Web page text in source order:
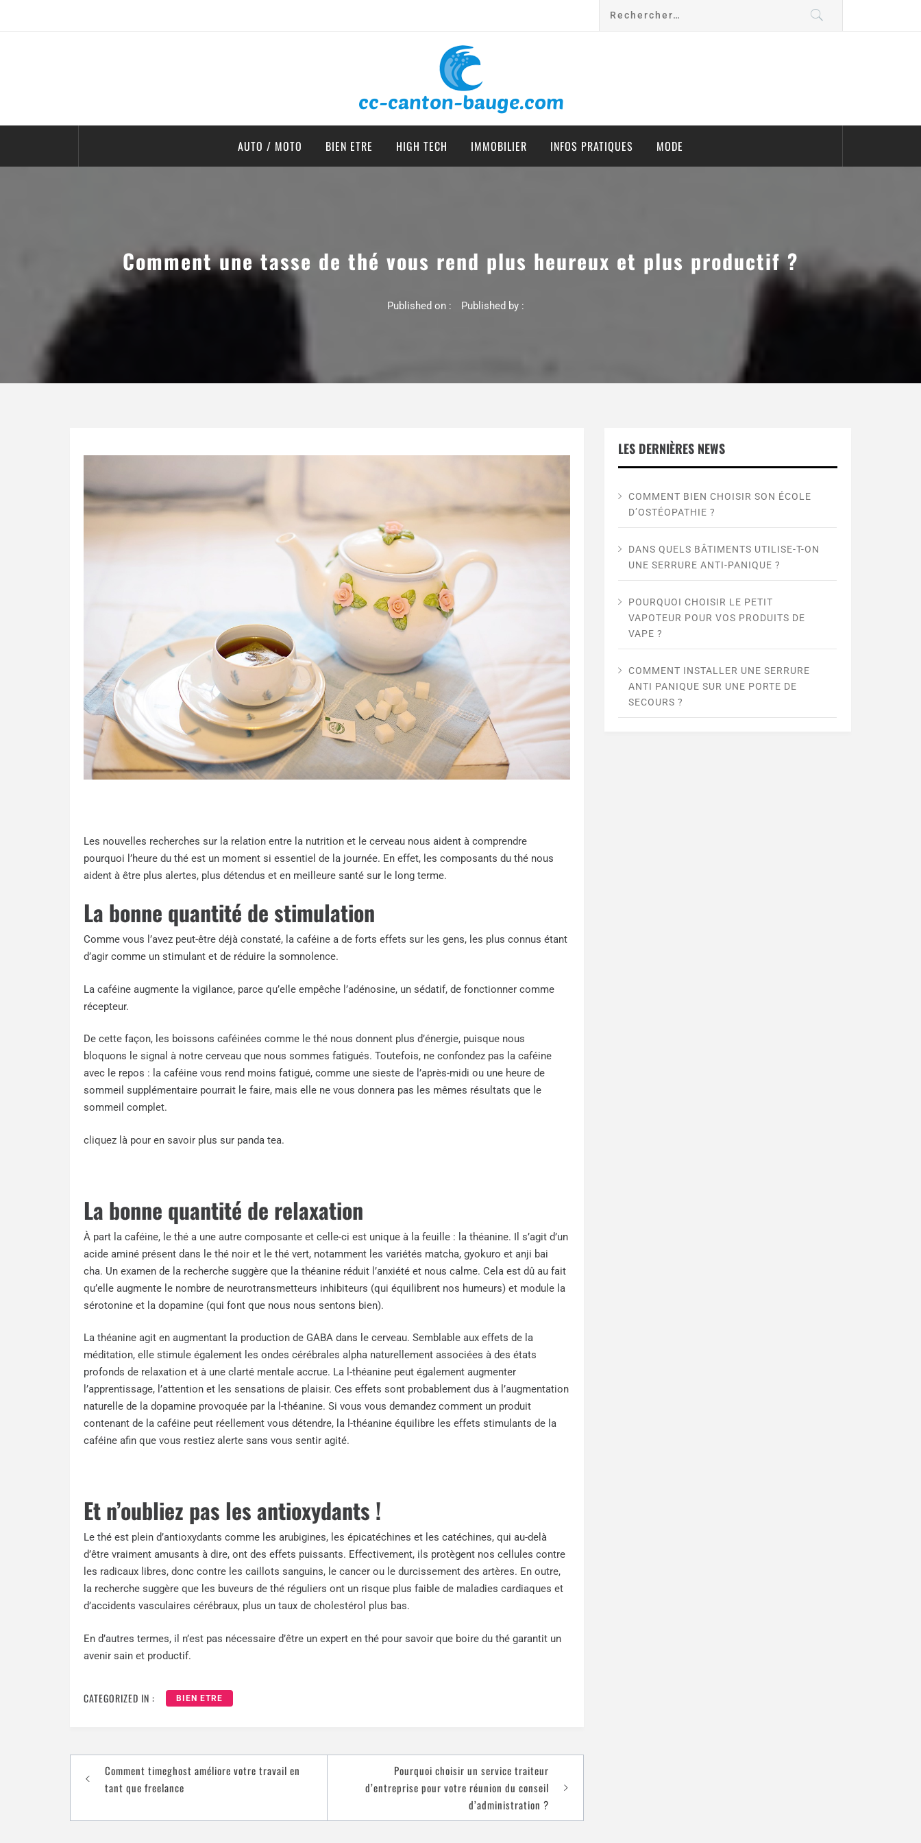
cc canton bauge
AUTO / MOTO BIEN ETRE HIGH TECH IMMOBILIER INFOS PRATIQUES MODE
Comment une tasse de thé vous rend plus heureux et plus productif ?
Published on : Published by :
Les nouvelles recherches sur la relation entre la nutrition et le cerveau nous aident à comprendre
pourquoi l’heure du thé est un moment si essentiel de la journée. En effet, les composants du thé nous
aident à être plus alertes, plus détendus et en meilleure santé sur le long terme.
La bonne quantité de stimulation
Comme vous l’avez peut-être déjà constaté, la caféine a de forts effets sur les gens, les plus connus étant
d’agir comme un stimulant et de réduire la somnolence.
La caféine augmente la vigilance, parce qu’elle empêche l’adénosine, un sédatif, de fonctionner comme
récepteur.
De cette façon, les boissons caféinées comme le thé nous donnent plus d’énergie, puisque nous
bloquons le signal à notre cerveau que nous sommes fatigués. Toutefois, ne confondez pas la caféine
avec le repos : la caféine vous rend moins fatigué, comme une sieste de l’après-midi ou une heure de
sommeil supplémentaire pourrait le faire, mais elle ne vous donnera pas les mêmes résultats que le
sommeil complet.
cliquez là pour en savoir plus sur panda tea.
La bonne quantité de relaxation
À part la caféine, le thé a une autre composante et celle-ci est unique à la feuille : la théanine. Il s’agit d’un
acide aminé présent dans le thé noir et le thé vert, notamment les variétés matcha, gyokuro et anji bai
cha. Un examen de la recherche suggère que la théanine réduit l’anxiété et nous calme. Cela est dû au fait
qu’elle augmente le nombre de neurotransmetteurs inhibiteurs (qui équilibrent nos humeurs) et module la
sérotonine et la dopamine (qui font que nous nous sentons bien).
La théanine agit en augmentant la production de GABA dans le cerveau. Semblable aux effets de la
méditation, elle stimule également les ondes cérébrales alpha naturellement associées à des états
profonds de relaxation et à une clarté mentale accrue. La l-théanine peut également augmenter
l’apprentissage, l’attention et les sensations de plaisir. Ces effets sont probablement dus à l’augmentation
naturelle de la dopamine provoquée par la l-théanine. Si vous vous demandez comment un produit
contenant de la caféine peut réellement vous détendre, la l-théanine équilibre les effets stimulants de la
caféine afin que vous restiez alerte sans vous sentir agité.
Et n’oubliez pas les antioxydants !
Le thé est plein d’antioxydants comme les arubigines, les épicatéchines et les catéchines, qui au-delà
d’être vraiment amusants à dire, ont des effets puissants. Effectivement, ils protègent nos cellules contre
les radicaux libres, donc contre les caillots sanguins, le cancer ou le durcissement des artères. En outre,
la recherche suggère que les buveurs de thé réguliers ont un risque plus faible de maladies cardiaques et
d’accidents vasculaires cérébraux, plus un taux de cholestérol plus bas.
En d’autres termes, il n’est pas nécessaire d’être un expert en thé pour savoir que boire du thé garantit un
avenir sain et productif.
CATEGORIZED IN : BIEN ETRE
Comment timeghost améliore votre travail en
tant que freelance
Pourquoi choisir un service traiteur
d’entreprise pour votre réunion du conseil
d’administration ?
LES DERNIÈRES NEWS
COMMENT BIEN CHOISIR SON ÉCOLE
D’OSTÉOPATHIE ?
DANS QUELS BÂTIMENTS UTILISE-T-ON
UNE SERRURE ANTI-PANIQUE ?
POURQUOI CHOISIR LE PETIT
VAPOTEUR POUR VOS PRODUITS DE
VAPE ?
COMMENT INSTALLER UNE SERRURE
ANTI PANIQUE SUR UNE PORTE DE
SECOURS ?